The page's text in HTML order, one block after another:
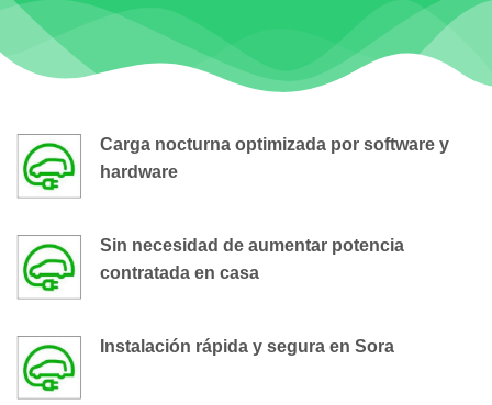
Carga nocturna optimizada por software y
hardware
Sin necesidad de aumentar potencia
contratada en casa
Instalación rápida y segura en Sora